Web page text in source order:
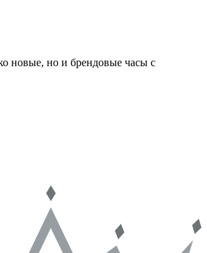
новые, но и брендовые часы с